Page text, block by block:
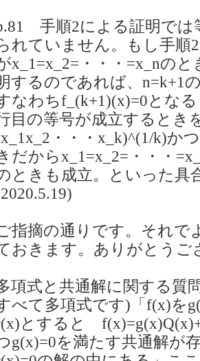
手順2による証明では
れていません。もし手順
x_1=x_2=・・・=x_nの
するのであれば、n=k+1
なわちf_(k+1)(x)=0とな
目の等号が成立するとき
・・・x_k)^(1/k)か
だからx_1=x_2=・・・
ときも成立。といった具
指摘の通りです。それで
おきます。ありがとうご
項式と共通解に関する質
べて多項式です)「f(x)を
とすると
g(x)=0を満たす共通解が